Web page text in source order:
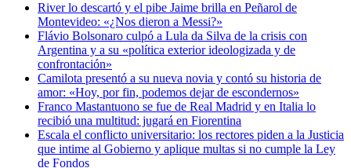
River lo descartó y el pibe Jaime brilla en Peñarol de
Montevideo: «¿Nos dieron a Messi?»
Flávio Bolsonaro culpó a Lula da Silva de la crisis con
Argentina y a su «política exterior ideologizada y de
confrontación»
Camilota presentó a su nueva novia y contó su historia de
amor: «Hoy, por fin, podemos dejar de escondernos»
Franco Mastantuono se fue de Real Madrid y en Italia lo
recibió una multitud: jugará en Fiorentina
Escala el conflicto universitario: los rectores piden a la Justicia
que intime al Gobierno y aplique multas si no cumple la Ley
de Fondos